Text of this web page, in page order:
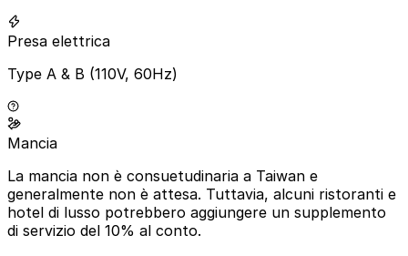
Presa elettrica
Type A & B (110V, 60Hz)
Mancia
La mancia non è consuetudinaria a Taiwan e
generalmente non è attesa. Tuttavia, alcuni ristoranti e
hotel di lusso potrebbero aggiungere un supplemento
di servizio del 10% al conto.